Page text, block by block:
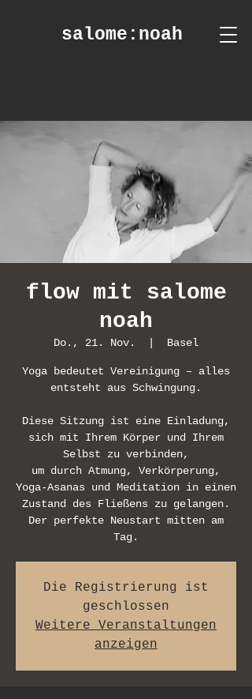
salome :noah
flow mit salome
noah
Do., 21. Nov. Basel
Yoga bedeutet Vereinigung – alles
entsteht aus Schwingung.
Diese Sitzung ist eine Einladung,
sich mit Ihrem Körper und Ihrem
Selbst zu verbinden,
um durch Atmung, Verkörperung,
Yoga-Asanas und Meditation in einen
Zustand des Fließens zu gelangen.
Der perfekte Neustart mitten am
Tag.
Die Registrierung ist
geschlossen
Weitere Veranstaltungen
anzeigen